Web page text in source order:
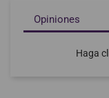
Opiniones
Haga